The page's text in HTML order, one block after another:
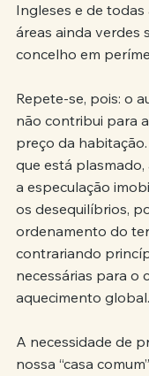
Ingleses e de todas
áreas ainda verdes
concelho em
Repete-se, pois: o
não contribui para
preço da
que está
a especulação
os desequilíbrios,
ordenamento do
contrariando
necessárias para o
aquecimento global.
A necessidade de
nossa “casa